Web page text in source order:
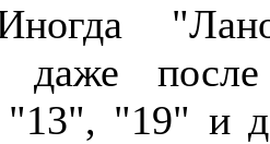
даже
"19" и